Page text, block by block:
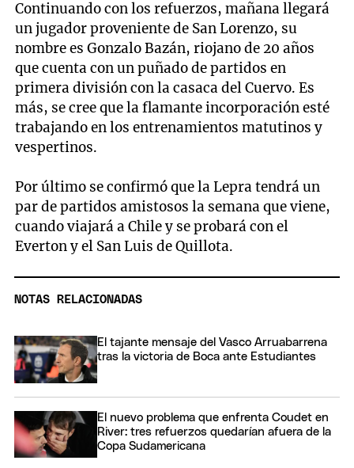
Continuando con los refuerzos, mañana llegará
un jugador proveniente de San Lorenzo, su
nombre es Gonzalo Bazán, riojano de 20 años
que cuenta con un puñado de partidos en
primera división con la casaca del Cuervo. Es
más, se cree que la flamante incorporación esté
trabajando en los entrenamientos matutinos y
vespertinos.
Por último se confirmó que la Lepra tendrá un
par de partidos amistosos la semana que viene,
cuando viajará a Chile y se probará con el
Everton y el San Luis de Quillota.
NOTAS RELACIONADAS
El tajante mensaje del Vasco Arruabarrena
tras la victoria de Boca ante Estudiantes
El nuevo problema que enfrenta Coudet en
River: tres refuerzos quedarían afuera de la
Copa Sudamericana